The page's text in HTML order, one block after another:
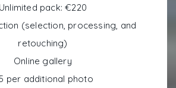
Unlimited pack: €220
(selection, processing, and
retouching)
Online gallery
per additional photo